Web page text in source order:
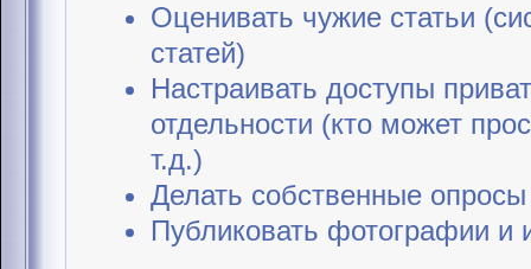
Оценивать чужие статьи
статей)
Настраивать доступы
отдельности (кто может
т.д.)
Делать собственные
Публиковать фотографии и